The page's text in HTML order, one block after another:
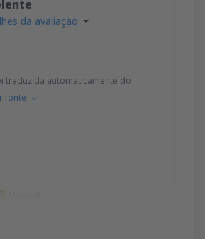
da avaliação
traduzida automaticamente do
fonte